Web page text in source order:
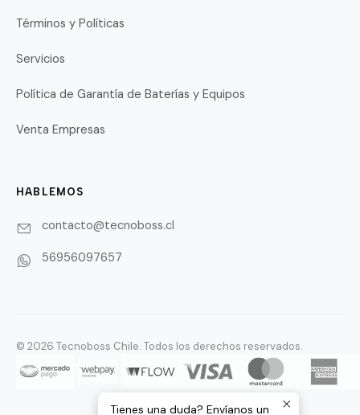
Términos y Políticas
Servicios
Política de Garantía de Baterías y Equipos
Venta Empresas
HABLEMOS
contacto@tecnoboss.cl
56956097657
© 2026 Tecnoboss Chile. Todos los derechos reservados.
Tienes una duda? Envíanos un